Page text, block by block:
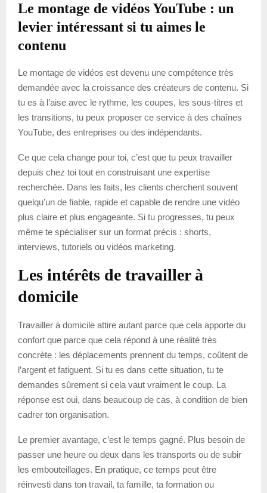
Le montage de vidéos YouTube : un
levier intéressant si tu aimes le
contenu
Le montage de vidéos est devenu une compétence très
demandée avec la croissance des créateurs de contenu. Si
tu es à l’aise avec le rythme, les coupes, les sous-titres et
les transitions, tu peux proposer ce service à des chaînes
YouTube, des entreprises ou des indépendants.
Ce que cela change pour toi, c’est que tu peux travailler
depuis chez toi tout en construisant une expertise
recherchée. Dans les faits, les clients cherchent souvent
quelqu’un de fiable, rapide et capable de rendre une vidéo
plus claire et plus engageante. Si tu progresses, tu peux
même te spécialiser sur un format précis : shorts,
interviews, tutoriels ou vidéos marketing.
Les intérêts de travailler à
domicile
Travailler à domicile attire autant parce que cela apporte du
confort que parce que cela répond à une réalité très
concrète : les déplacements prennent du temps, coûtent de
l’argent et fatiguent. Si tu es dans cette situation, tu te
demandes sûrement si cela vaut vraiment le coup. La
réponse est oui, dans beaucoup de cas, à condition de bien
cadrer ton organisation.
Le premier avantage, c’est le temps gagné. Plus besoin de
passer une heure ou deux dans les transports ou de subir
les embouteillages. En pratique, ce temps peut être
réinvesti dans ton travail, ta famille, ta formation ou